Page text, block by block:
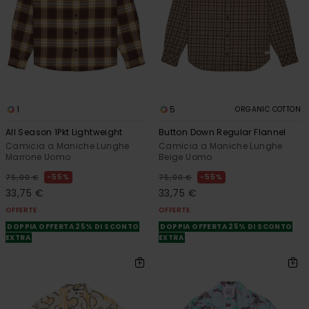
1
All Season 1Pkt Lightweight
Camicia a Maniche Lunghe
Marrone Uomo
75,00 € 55%
33,75 €
OFFERTE
DOPPIA OFFERTA 25% DI SCONTO
EXTRA
5 ORGANIC COTTON
Button Down Regular Flannel
Camicia a Maniche Lunghe
Beige Uomo
75,00 € 55%
33,75 €
OFFERTE
DOPPIA OFFERTA 25% DI SCONTO
EXTRA